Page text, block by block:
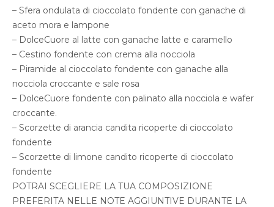
– Sfera ondulata di cioccolato fondente con ganache di
aceto mora e lampone
– DolceCuore al latte con ganache latte e caramello
– Cestino fondente con crema alla nocciola
– Piramide al cioccolato fondente con ganache alla
nocciola croccante e sale rosa
– DolceCuore fondente con palinato alla nocciola e wafer
croccante.
– Scorzette di arancia candita ricoperte di cioccolato
fondente
– Scorzette di limone candito ricoperte di cioccolato
fondente
POTRAI SCEGLIERE LA TUA COMPOSIZIONE
PREFERITA NELLE NOTE AGGIUNTIVE DURANTE LA